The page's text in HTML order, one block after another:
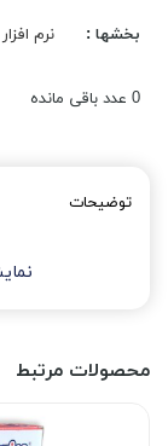
بخشها : نرم افزار
0 عدد باقی مانده
توضیحات
محصولات مرتبط